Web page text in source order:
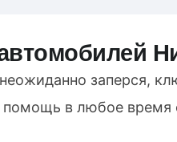
заперся,
помощь в любое